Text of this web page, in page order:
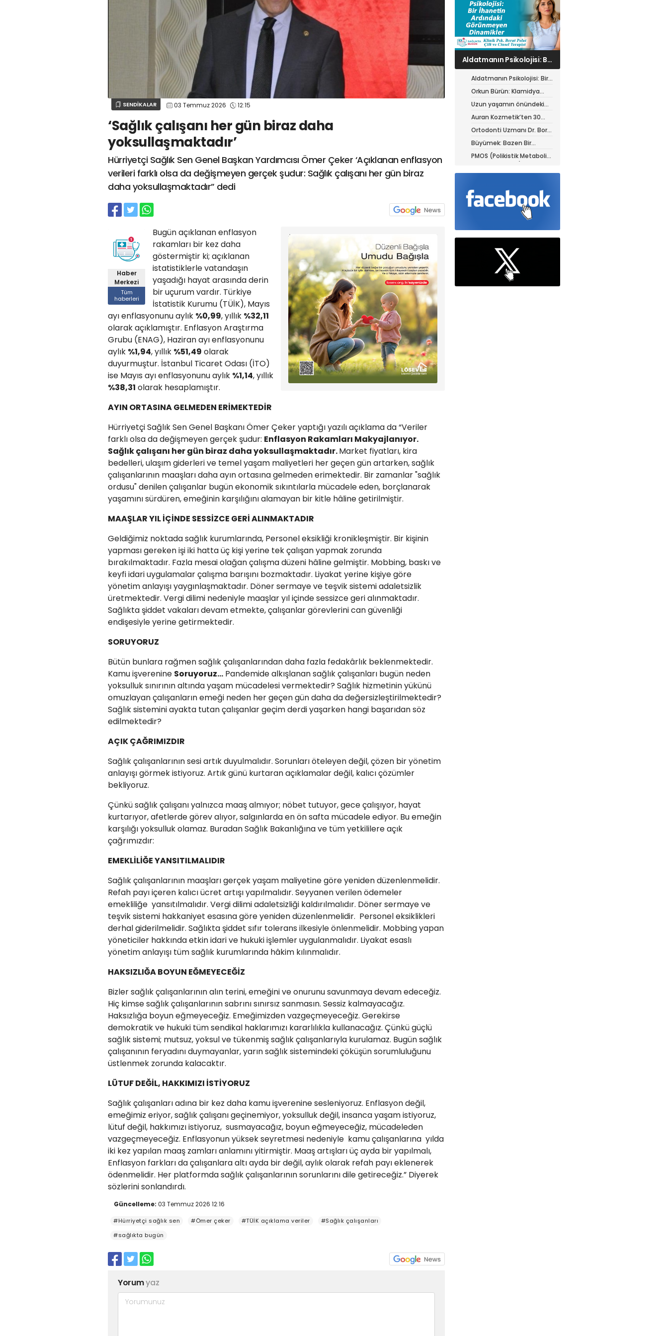
SENDİKALAR 03 Temmuz 2026 12:15
‘Sağlık çalışanı her gün biraz daha
yoksullaşmaktadır’
Hürriyetçi Sağlık Sen Genel Başkan Yardımcısı Ömer Çeker ‘Açıklanan enflasyon
verileri farklı olsa da değişmeyen gerçek şudur: Sağlık çalışanı her gün biraz
daha yoksullaşmaktadır” dedi
Haber
Merkezi
Tüm
haberleri
Bugün açıklanan enflasyon
rakamları bir kez daha
göstermiştir ki; açıklanan
istatistiklerle vatandaşın
yaşadığı hayat arasında derin
bir uçurum vardır. Türkiye
İstatistik Kurumu (TÜİK), Mayıs
ayı enflasyonunu aylık %0,99, yıllık %32,11
olarak açıklamıştır. Enflasyon Araştırma
Grubu (ENAG), Haziran ayı enflasyonunu
aylık %1,94, yıllık %51,49 olarak
duyurmuştur. İstanbul Ticaret Odası (İTO)
ise Mayıs ayı enflasyonunu aylık %1,14, yıllık
%38,31 olarak hesaplamıştır.
AYIN ORTASINA GELMEDEN ERİMEKTEDİR
Hürriyetçi Sağlık Sen Genel Başkanı Ömer Çeker yaptığı yazılı açıklama da “Veriler
farklı olsa da değişmeyen gerçek şudur: Enflasyon Rakamları Makyajlanıyor.
Sağlık çalışanı her gün biraz daha yoksullaşmaktadır.Market fiyatları, kira
bedelleri, ulaşım giderleri ve temel yaşam maliyetleri her geçen gün artarken, sağlık
çalışanlarının maaşları daha ayın ortasına gelmeden erimektedir. Bir zamanlar "sağlık
ordusu" denilen çalışanlar bugün ekonomik sıkıntılarla mücadele eden, borçlanarak
yaşamını sürdüren, emeğinin karşılığını alamayan bir kitle hâline getirilmiştir.
MAAŞLAR YIL İÇİNDE SESSİZCE GERİ ALINMAKTADIR
Geldiğimiz noktada sağlık kurumlarında, Personel eksikliği kronikleşmiştir. Bir kişinin
yapması gereken işi iki hatta üç kişi yerine tek çalışan yapmak zorunda
bırakılmaktadır. Fazla mesai olağan çalışma düzeni hâline gelmiştir. Mobbing, baskı ve
keyfi idari uygulamalar çalışma barışını bozmaktadır. Liyakat yerine kişiye göre
yönetim anlayışı yaygınlaşmaktadır. Döner sermaye ve teşvik sistemi adaletsizlik
üretmektedir. Vergi dilimi nedeniyle maaşlar yıl içinde sessizce geri alınmaktadır.
Sağlıkta şiddet vakaları devam etmekte, çalışanlar görevlerini can güvenliği
endişesiyle yerine getirmektedir.
SORUYORUZ
Bütün bunlara rağmen sağlık çalışanlarından daha fazla fedakârlık beklenmektedir.
Kamu işverenine Soruyoruz... Pandemide alkışlanan sağlık çalışanları bugün neden
yoksulluk sınırının altında yaşam mücadelesi vermektedir? Sağlık hizmetinin yükünü
omuzlayan çalışanların emeği neden her geçen gün daha da değersizleştirilmektedir?
Sağlık sistemini ayakta tutan çalışanlar geçim derdi yaşarken hangi başarıdan söz
edilmektedir?
AÇIK ÇAĞRIMIZDIR
Sağlık çalışanlarının sesi artık duyulmalıdır. Sorunları öteleyen değil, çözen bir yönetim
anlayışı görmek istiyoruz. Artık günü kurtaran açıklamalar değil, kalıcı çözümler
bekliyoruz.
Çünkü sağlık çalışanı yalnızca maaş almıyor; nöbet tutuyor, gece çalışıyor, hayat
kurtarıyor, afetlerde görev alıyor, salgınlarda en ön safta mücadele ediyor. Bu emeğin
karşılığı yoksulluk olamaz. Buradan Sağlık Bakanlığına ve tüm yetkililere açık
çağrımızdır:
EMEKLİLİĞE YANSITILMALIDIR
Sağlık çalışanlarının maaşları gerçek yaşam maliyetine göre yeniden düzenlenmelidir.
Refah payı içeren kalıcı ücret artışı yapılmalıdır. Seyyanen verilen ödemeler
emekliliğe yansıtılmalıdır. Vergi dilimi adaletsizliği kaldırılmalıdır. Döner sermaye ve
teşvik sistemi hakkaniyet esasına göre yeniden düzenlenmelidir. Personel eksiklikleri
derhal giderilmelidir. Sağlıkta şiddet sıfır tolerans ilkesiyle önlenmelidir. Mobbing yapan
yöneticiler hakkında etkin idari ve hukuki işlemler uygulanmalıdır. Liyakat esaslı
yönetim anlayışı tüm sağlık kurumlarında hâkim kılınmalıdır.
HAKSIZLIĞA BOYUN EĞMEYECEĞİZ
Bizler sağlık çalışanlarının alın terini, emeğini ve onurunu savunmaya devam edeceğiz.
Hiç kimse sağlık çalışanlarının sabrını sınırsız sanmasın. Sessiz kalmayacağız.
Haksızlığa boyun eğmeyeceğiz. Emeğimizden vazgeçmeyeceğiz. Gerekirse
demokratik ve hukuki tüm sendikal haklarımızı kararlılıkla kullanacağız. Çünkü güçlü
sağlık sistemi; mutsuz, yoksul ve tükenmiş sağlık çalışanlarıyla kurulamaz. Bugün sağlık
çalışanının feryadını duymayanlar, yarın sağlık sistemindeki çöküşün sorumluluğunu
üstlenmek zorunda kalacaktır.
LÜTUF DEĞİL, HAKKIMIZI İSTİYORUZ
Sağlık çalışanları adına bir kez daha kamu işverenine sesleniyoruz. Enflasyon değil,
emeğimiz eriyor, sağlık çalışanı geçinemiyor, yoksulluk değil, insanca yaşam istiyoruz,
lütuf değil, hakkımızı istiyoruz, susmayacağız, boyun eğmeyeceğiz, mücadeleden
vazgeçmeyeceğiz. Enflasyonun yüksek seyretmesi nedeniyle kamu çalışanlarına yılda
iki kez yapılan maaş zamları anlamını yitirmiştir. Maaş artışları üç ayda bir yapılmalı,
Enflasyon farkları da çalışanlara altı ayda bir değil, aylık olarak refah payı eklenerek
ödenmelidir. Her platformda sağlık çalışanlarının sorunlarını dile getireceğiz.” Diyerek
sözlerini sonlandırdı.
Güncelleme: 03 Temmuz 2026 12:16
#Hürriyetçi sağlık sen #Ömer çeker #TÜİK açıklama veriler
#Sağlık çalışanları
#sağlıkta bugün
Yorumyaz
Orkun Bürün: Klamidya
enfeksiyonu çok kedili
ortamlarda birden fazla
Aldatmanın Psikolojisi: Bir
İhanetin Ardındaki
Görünmeyen Dinamikler
Orkun Bürün: Klamidya
enfeksiyonu çok kedili
ortamlarda birden fazla
kediyi etkileyebilir
Uzun yaşamın önündeki
yeni engel: Modern yaşam
tarzı
Auran Kozmetik’ten 30
Milyon TL’lik yatırım
Ortodonti Uzmanı Dr. Bora
Aysan’dan tel tedavisi
görenlere kritik uyarılar
Büyümek: Bazen Bir
Parçanı Bırakabilmektir
PMOS (Polikistik Metabolik
için yazın beslenme